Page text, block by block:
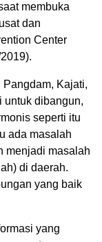
membuka
dan
Center
Pangdam, Kajati,
untuk dibangun,
seperti itu
ada masalah
menjadi masalah
di daerah.
yang baik
yang